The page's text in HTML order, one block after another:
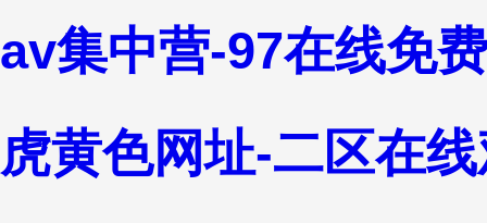
av集中营-97在线免
虎黄色网址-二区在